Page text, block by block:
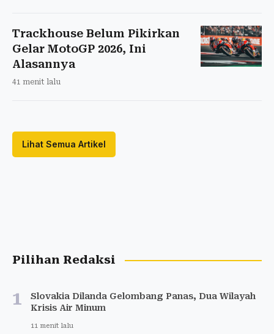
Trackhouse Belum Pikirkan
Gelar MotoGP 2026, Ini
Alasannya
41 menit lalu
Lihat Semua Artikel
Pilihan Redaksi
1
Slovakia Dilanda Gelombang Panas, Dua Wilayah
Krisis Air Minum
11 menit lalu